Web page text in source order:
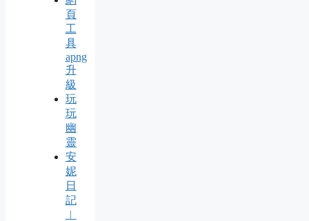
頁
工
具
apng
升
級
玩
玩
幽
靈
安
妮
日
記
︱